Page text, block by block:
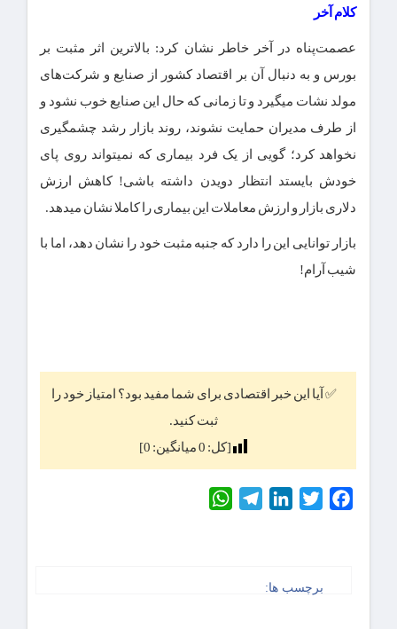
کلام آخر
عصمت‌پناه در آخر خاطر نشان کرد: بالاترین اثر مثبت بر
بورس و به دنبال آن بر اقتصاد کشور از صنایع و شرکت‌های
مولد نشات میگیرد و تا زمانی که حال این صنایع خوب نشود و
از طرف مدیران حمایت نشوند، روند بازار رشد چشمگیری
نخواهد کرد؛ گویی از یک فرد بیماری که نمیتواند روی پای
خودش بایستد انتظار دویدن داشته باشی! کاهش ارزش
دلاری بازار و ارزش معاملات این بیماری را کاملا نشان میدهد.
بازار توانایی این را دارد که جنبه مثبت خود را نشان دهد، اما با
شیب آرام!
✅ آیا این خبر اقتصادی برای شما مفید بود؟ امتیاز خود را
ثبت کنید.
[کل: 0میانگین: 0
]
Facebook
Twitter
LinkedIn
Telegram
برچسب ها: